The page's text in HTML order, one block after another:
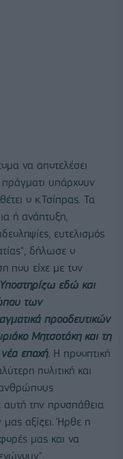
να αποτελέσει
πράγματι υπάρχουν
ο κ.Τσίπρας. Τα
ή ανάπτυξη,
ευτελισμός
δήλωσε ο
που είχε με τον
Υποστηρίζω εδώ και
των
προοδευτικών
Μητσοτάκη και τη
εποχή. H προοπτική
πολιτική και
ανθρώπους
αυτή την προσπάθεια
αξίζει. Ήρθε η
μας και να